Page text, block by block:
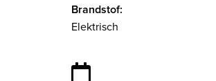
Brandstof:
Elektrisch